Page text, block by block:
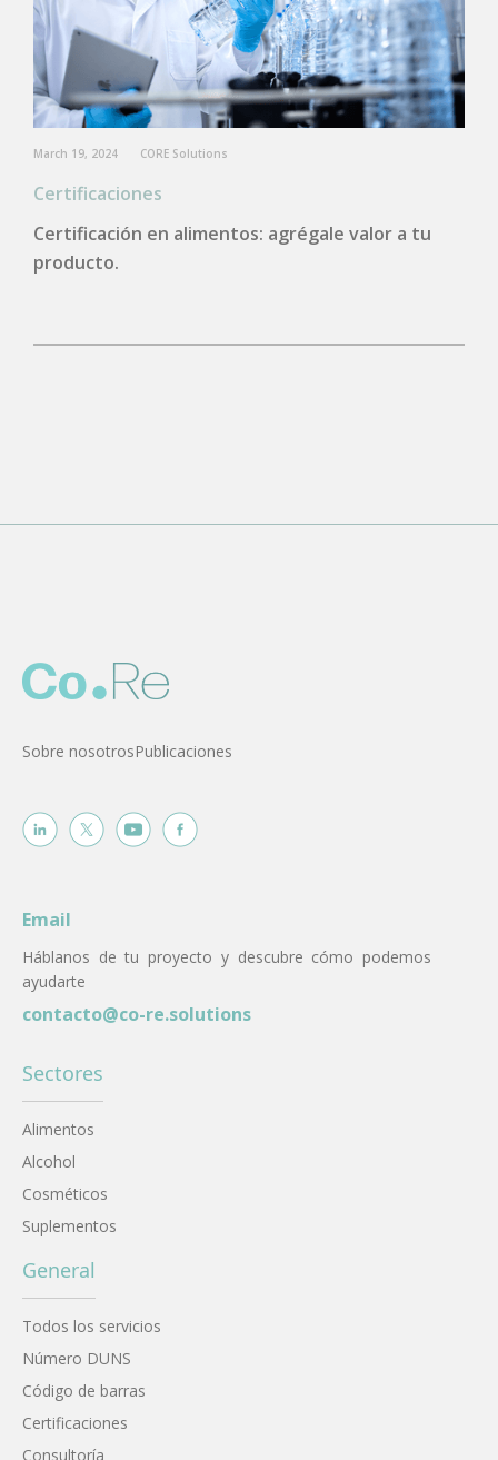
March 19, 2024 CORE Solutions
Certificaciones
Certificación en alimentos: agrégale valor a tu
producto.
Sobre nosotrosPublicaciones
Email
Háblanos de tu proyecto y descubre cómo podemos
ayudarte
contacto@co-re.solutions
Sectores
Alimentos
Alcohol
Cosméticos
Suplementos
General
Todos los servicios
Número DUNS
Código de barras
Certificaciones
Consultoría